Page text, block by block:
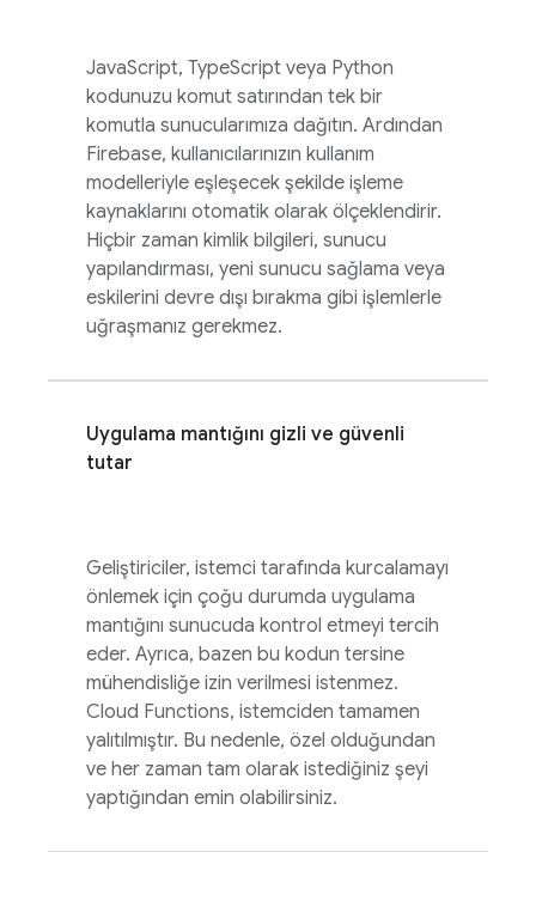
JavaScript, TypeScript veya Python
kodunuzu komut satırından tek bir
komutla sunucularımıza dağıtın. Ardından
Firebase, kullanıcılarınızın kullanım
modelleriyle eşleşecek şekilde işleme
kaynaklarını otomatik olarak ölçeklendirir.
Hiçbir zaman kimlik bilgileri, sunucu
yapılandırması, yeni sunucu sağlama veya
eskilerini devre dışı bırakma gibi işlemlerle
uğraşmanız gerekmez.
Uygulama mantığını gizli ve güvenli
tutar
Geliştiriciler, istemci tarafında kurcalamayı
önlemek için çoğu durumda uygulama
mantığını sunucuda kontrol etmeyi tercih
eder. Ayrıca, bazen bu kodun tersine
mühendisliğe izin verilmesi istenmez.
Cloud Functions, istemciden tamamen
yalıtılmıştır. Bu nedenle, özel olduğundan
ve her zaman tam olarak istediğiniz şeyi
yaptığından emin olabilirsiniz.